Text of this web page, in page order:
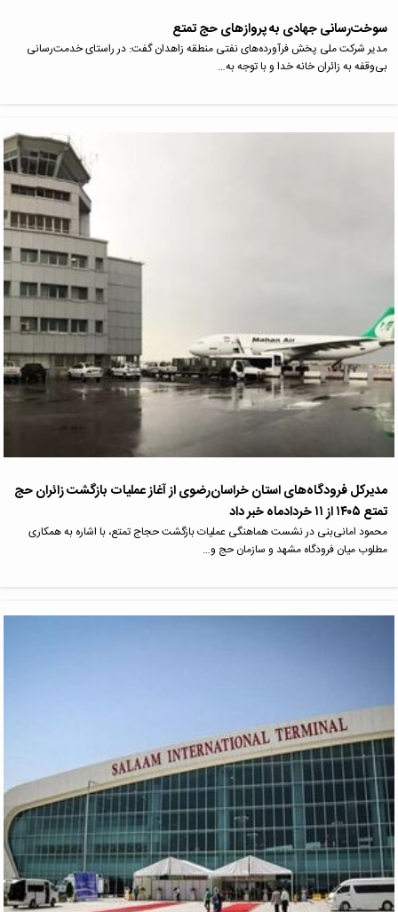
سوخت‌رسانی جهادی به پروازهای حج تمتع
مدیر شرکت ملی پخش فرآورده‌های نفتی منطقه زاهدان گفت: در راستای خدمت‌رسانی
بی‌وقفه به زائران خانه خدا و با توجه به…
مدیرکل فرودگاه‌های استان خراسان‌رضوی از آغاز عملیات بازگشت زائران حج
تمتع ۱۴۰۵ از ۱۱ خردادماه خبر داد
محمود امانی‌بنی در نشست هماهنگی عملیات بازگشت حجاج تمتع، با اشاره به همکاری
مطلوب میان فرودگاه مشهد و سازمان حج و…